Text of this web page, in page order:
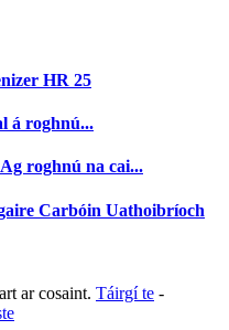
HR 25
á roghnú...
roghnú na cai...
Carbóin Uathoibríoch
ar cosaint. Táirgí te -